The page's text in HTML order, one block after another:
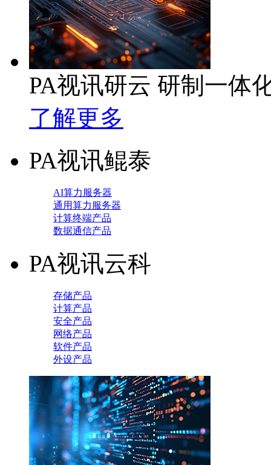
PA视讯研云 研制一体
了解更多
PA视讯鲲泰
AI算力服务器
通用算力服务器
计算终端产品
数据通信产品
PA视讯云科
存储产品
计算产品
安全产品
网络产品
软件产品
外设产品